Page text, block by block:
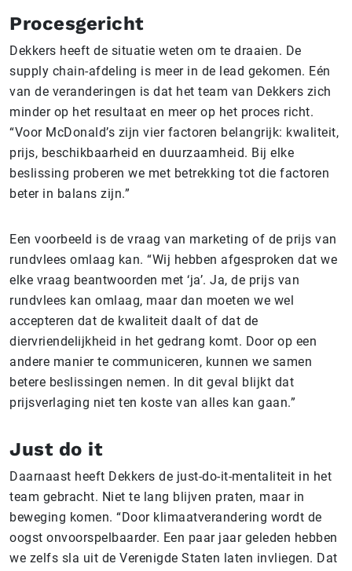
Procesgericht
Dekkers heeft de situatie weten om te draaien. De
supply chain-afdeling is meer in de lead gekomen. Eén
van de veranderingen is dat het team van Dekkers zich
minder op het resultaat en meer op het proces richt.
“Voor McDonald’s zijn vier factoren belangrijk: kwaliteit,
prijs, beschikbaarheid en duurzaamheid. Bij elke
beslissing proberen we met betrekking tot die factoren
beter in balans zijn.”
Een voorbeeld is de vraag van marketing of de prijs van
rundvlees omlaag kan. “Wij hebben afgesproken dat we
elke vraag beantwoorden met ‘ja’. Ja, de prijs van
rundvlees kan omlaag, maar dan moeten we wel
accepteren dat de kwaliteit daalt of dat de
diervriendelijkheid in het gedrang komt. Door op een
andere manier te communiceren, kunnen we samen
betere beslissingen nemen. In dit geval blijkt dat
prijsverlaging niet ten koste van alles kan gaan.”
Just do it
Daarnaast heeft Dekkers de just-do-it-mentaliteit in het
team gebracht. Niet te lang blijven praten, maar in
beweging komen. “Door klimaatverandering wordt de
oogst onvoorspelbaarder. Een paar jaar geleden hebben
we zelfs sla uit de Verenigde Staten laten invliegen. Dat